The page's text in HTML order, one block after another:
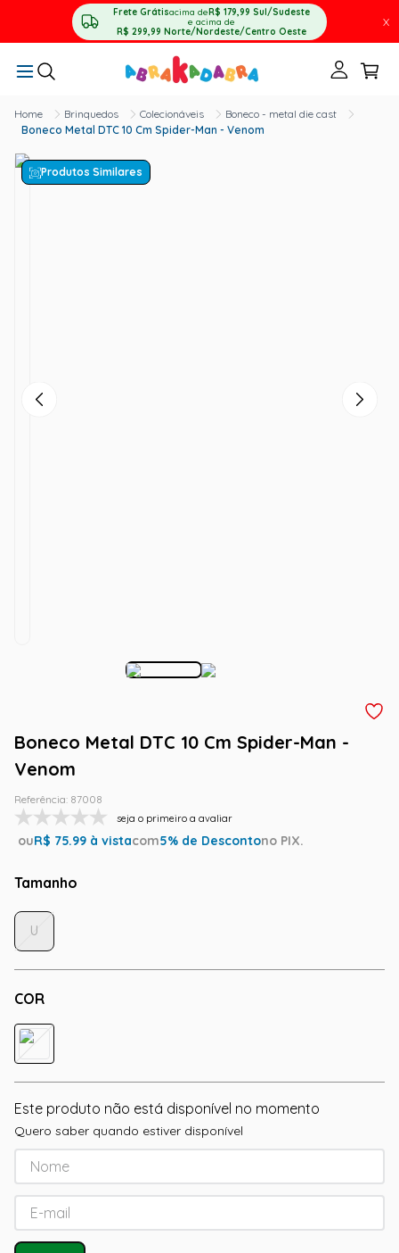
Frete Grátisacima deR$ 179,99 Sul/Sudeste
e acima de
R$ 299,99 Norte/Nordeste/Centro Oeste
X
Brinquedos Colecionáveis
Boneco - metal die cast
Boneco Metal DTC 10 Cm Spider-Man - Venom
Produtos Similares
Boneco Metal DTC 10 Cm Spider-Man -
Venom
Referência: 87008
seja o primeiro a avaliar
ouR$ 75.99 à vistacom5% de Descontono PIX.
Tamanho
COR
U
Este produto não está disponível no momento
Quero saber quando estiver disponível